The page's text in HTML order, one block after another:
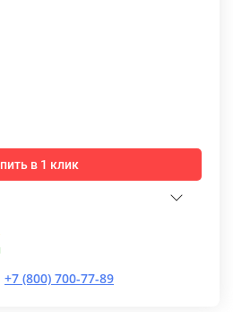
в 1 клик
+7 (800) 700-77-89